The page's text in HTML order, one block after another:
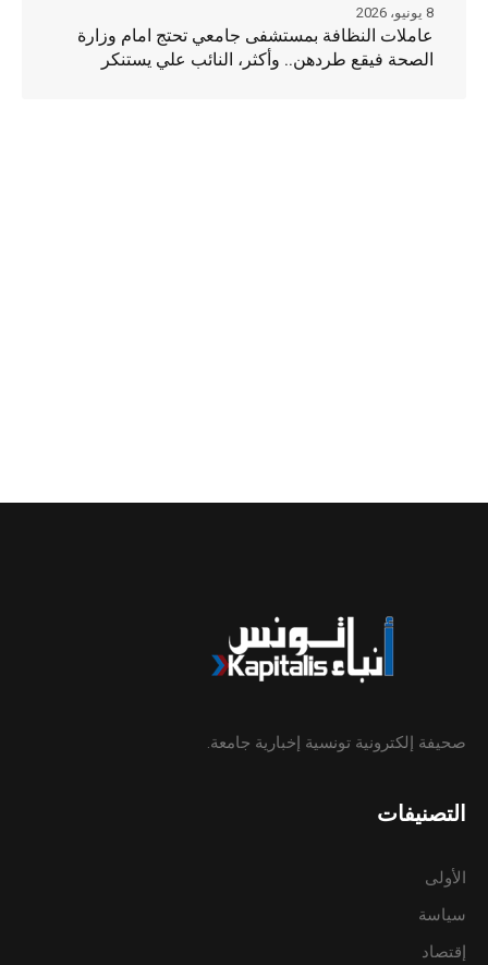
عاملات النظافة بمستشفى جامعي تحتج امام وزارة
الصحة فيقع طردهن.. وأكثر، النائب علي يستنكر
8 يونيو، 2026
صحيفة إلكترونية تونسية إخبارية جامعة.
التصنيفات
الأولى
سياسة
إقتصاد